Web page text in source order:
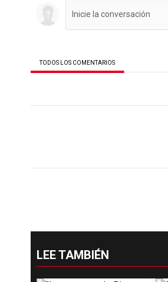
TODOS LOS COMENTARIOS
LEE TAMBIÉN